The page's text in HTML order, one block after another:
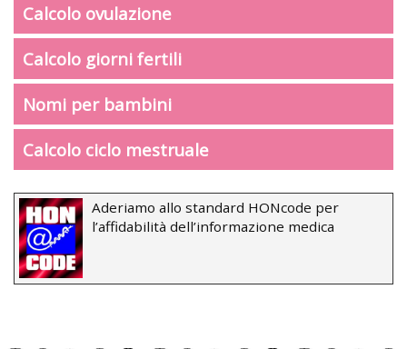
Calcolo ovulazione
Calcolo giorni fertili
Nomi per bambini
Calcolo ciclo mestruale
Aderiamo allo standard HONcode per
l’affidabilità dell’informazione medica